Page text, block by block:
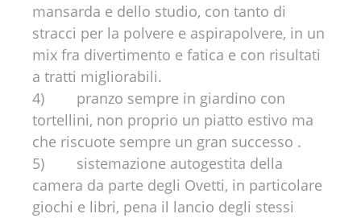
mansarda e dello studio, con tanto di
stracci per la polvere e aspirapolvere, in un
mix fra divertimento e fatica e con risultati
a tratti migliorabili.
4) pranzo sempre in giardino con
tortellini, non proprio un piatto estivo ma
che riscuote sempre un gran successo .
5) sistemazione autogestita della
camera da parte degli Ovetti, in particolare
giochi e libri, pena il lancio degli stessi